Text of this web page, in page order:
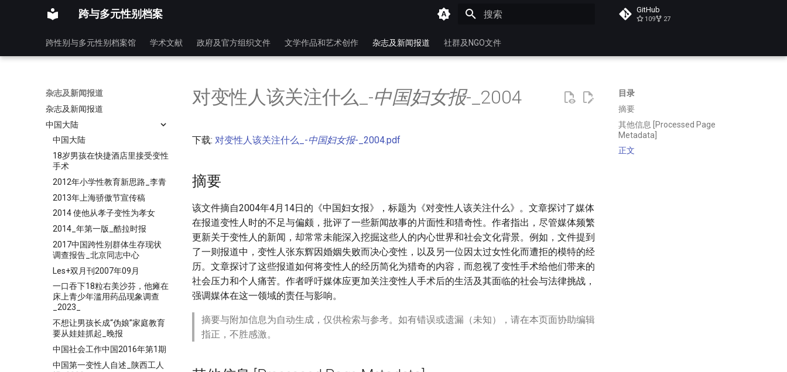
跨与多元性别档案 GitHub
109 27
跨性别与多元性别档案馆 学术文献 政府及官方组织文件 文学作品和艺术创作 杂志及新闻报道 社群及NGO文件
杂志及新闻报道
杂志及新闻报道
中国大陆
中国大陆
18岁男孩在快捷酒店里接受变性
手术
2012年小学性教育新思路_李青
2013年上海骄傲节宣传稿
2014 使他从孝子变性为孝女
2014_年第一版_酷拉时报
2017中国跨性别群体生存现状
调查报告_北京同志中心
Les+双月刊2007年09月
一口吞下18粒右美沙芬，他瘫在
床上青少年滥用药品现象调查
_2023_
不想让男孩长成“伪娘”家庭教育
要从娃娃抓起_晚报
中国社会工作中国2016年第1期
中国第一变性人自述_陕西工人
目录
摘要
其他信息 [Processed Page
Metadata]
正文
对变性人该关注什么_-中国妇女报-_2004
下载: 对变性人该关注什么_-中国妇女报-_2004.pdf
摘要
该文件摘自2004年4月14日的《中国妇女报》，标题为《对变性人该关注什么》。文章探讨了媒体
在报道变性人时的不足与偏颇，批评了一些新闻故事的片面性和猎奇性。作者指出，尽管媒体频繁
更新关于变性人的新闻，却常常未能深入挖掘这些人的内心世界和社会文化背景。例如，文件提到
了一则报道中，变性人张东辉因婚姻失败而决心变性，以及另一位因太过女性化而遭拒的模特的经
历。文章探讨了这些报道如何将变性人的经历简化为猎奇的内容，而忽视了变性手术给他们带来的
社会压力和个人痛苦。作者呼吁媒体应更加关注变性人手术后的生活及其面临的社会与法律挑战，
强调媒体在这一领域的责任与影响。
摘要与附加信息为自动生成，仅供检索与参考。如有错误或遗漏（未知），请在本页面协助编辑
指正，不胜感激。